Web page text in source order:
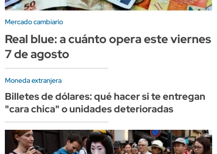
Mercado cambiario
Real blue: a cuánto opera este viernes
7 de agosto
Moneda extranjera
Billetes de dólares: qué hacer si te entregan
"cara chica" o unidades deterioradas